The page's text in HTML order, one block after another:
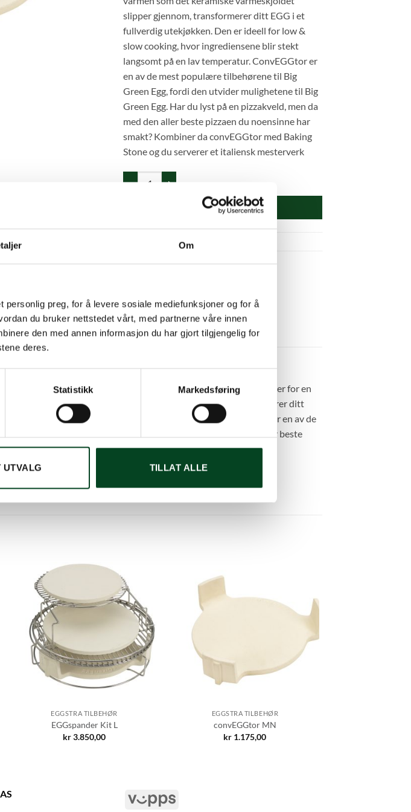
Om
preg, for å levere sosiale mediefunksjoner og for å
du bruker nettstedet vårt, med partnerne våre innen
den med annen informasjon du har gjort tilgjengelig for
deres.
Statistikk Markedsføring
UTVALG TILLAT ALLE
slipper gjennom, transformerer ditt EGG i et
fullverdig utekjøkken. Den er ideell for low &
slow cooking, hvor ingrediensene blir stekt
langsomt på en lav temperatur. ConvEGGtor er
en av de mest populære tilbehørene til Big
Green Egg, fordi den utvider mulighetene til Big
Green Egg. Har du lyst på en pizzakveld, men da
med den aller beste pizzaen du noensinne har
smakt? Kombiner da convEGGtor med Baking
Stone og du serverer et italiensk mesterverk
LEGG I HANDLEKURV
Produktnummer:401038
til Big Green Egg. Måten convEGGtor har blitt utformet på sørger for en
som det keramiske varmeskjoldet slipper gjennom, transformerer ditt
blir stekt langsomt på en lav temperatur. ConvEGGtor er en av de
Green Egg. Har du lyst på en pizzakveld, men da med den aller beste
og du serverer et italiensk mesterverk
EGGSTRA TILBEHØR
EGGspander Kit L
kr3.850,00
EGGSTRA TILBEHØR
convEGGtor MN
kr 1.175,00
Vipps